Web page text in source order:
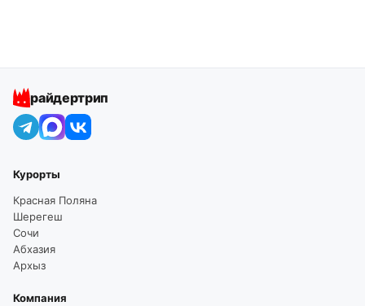
райдертрип
Курорты
Красная Поляна
Шерегеш
Сочи
Абхазия
Архыз
Компания